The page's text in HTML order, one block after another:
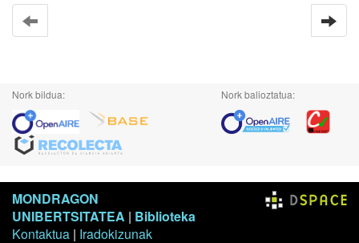
Nork bildua: Nork balioztatua:
MONDRAGON
UNIBERTSITATEA | Biblioteka
Kontaktua | Iradokizunak